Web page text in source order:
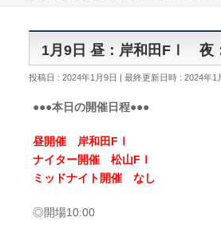
1月9日 昼：岸和田FⅠ 夜
投稿日 : 2024年1月9日 最終更新日時 : 2024年1
●●●本日の開催日程●●●
昼開催 岸和田FⅠ
ナイター開催 松山FⅠ
ミッドナイト開催 なし
◎開場10:00